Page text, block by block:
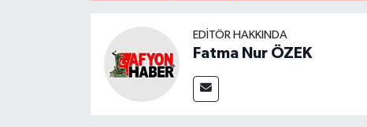
EDITÖR HAKKINDA
Fatma Nur ÖZEK